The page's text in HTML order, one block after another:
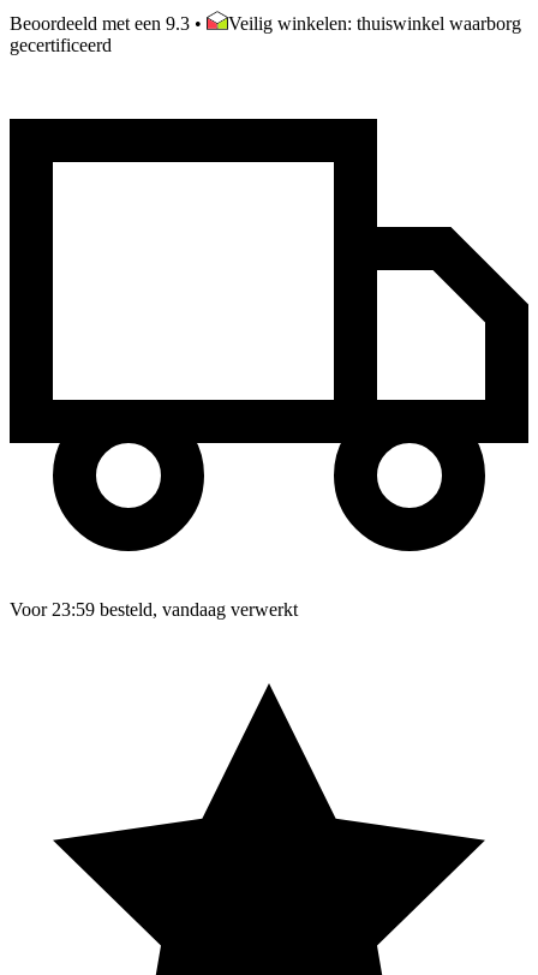
Beoordeeld met een 9.3 •
Veilig winkelen: thuiswinkel waarborg
gecertificeerd
Voor 23:59 besteld, vandaag verwerkt